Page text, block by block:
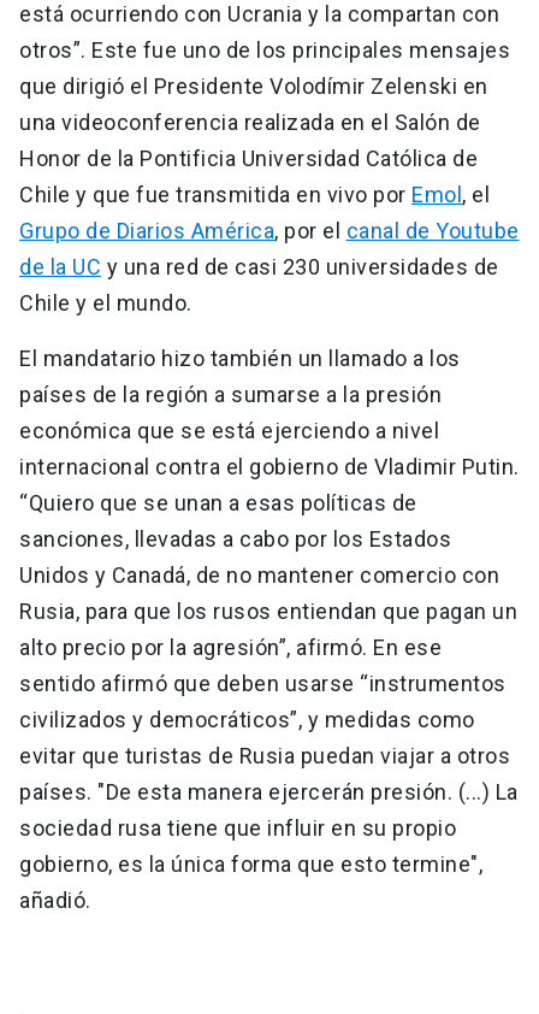
está ocurriendo con Ucrania y la compartan con
otros”. Este fue uno de los principales mensajes
que dirigió el Presidente Volodímir Zelenski en
una videoconferencia realizada en el Salón de
Honor de la Pontificia Universidad Católica de
Chile y que fue transmitida en vivo por Emol , el
Grupo de Diarios América, por el canal de Youtube
de la UC y una red de casi 230 universidades de
Chile y el mundo.
El mandatario hizo también un llamado a los
países de la región a sumarse a la presión
económica que se está ejerciendo a nivel
internacional contra el gobierno de Vladimir Putin.
“Quiero que se unan a esas políticas de
sanciones, llevadas a cabo por los Estados
Unidos y Canadá, de no mantener comercio con
Rusia, para que los rusos entiendan que pagan un
alto precio por la agresión”, afirmó. En ese
sentido afirmó que deben usarse “instrumentos
civilizados y democráticos”, y medidas como
evitar que turistas de Rusia puedan viajar a otros
países. "De esta manera ejercerán presión. (...) La
sociedad rusa tiene que influir en su propio
gobierno, es la única forma que esto termine",
añadió.